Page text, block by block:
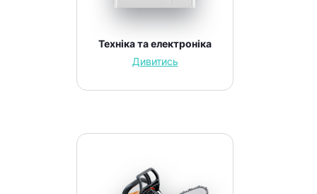
Техніка та електроніка
Дивитись